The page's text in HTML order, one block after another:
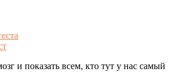
и показать всем, кто тут у нас самый